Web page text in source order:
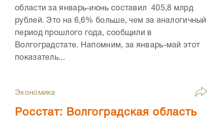
области за январь-июнь составил 405,8 млрд
рублей. Это на 6,6% больше, чем за аналогичный
период прошлого года, сообщили в
Волгоградстате. Напомним, за январь-май этот
показатель...
Экономика
Росстат: Волгоградская область